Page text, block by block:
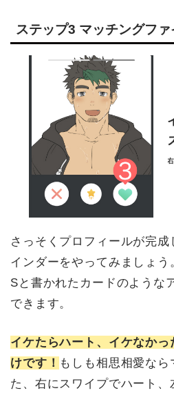
ステップ3 マッチングファ
さっそくプロフィールが完
インダーをやってみましょ
Sと書かれたカードのような
できます。
イケたらハート、イケなか
けです！ もしも相思相愛なら
た、右にスワイプでハート